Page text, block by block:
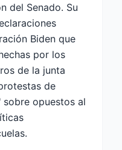
del Senado. Su
Biden que
por los
de la junta
de
opuestos al